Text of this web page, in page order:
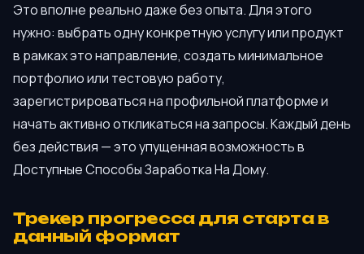
Это вполне реально даже без опыта. Для этого
нужно: выбрать одну конкретную услугу или продукт
в рамках это направление, создать минимальное
портфолио или тестовую работу,
зарегистрироваться на профильной платформе и
начать активно откликаться на запросы. Каждый день
без действия — это упущенная возможность в
Доступные Способы Заработка На Дому.
Трекер прогресса для старта в
данный формат